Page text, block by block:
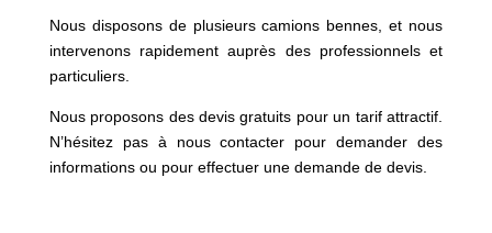
Nous disposons de plusieurs camions bennes, et nous
intervenons rapidement auprès des professionnels et
particuliers.
Nous proposons des devis gratuits pour un tarif attractif.
N’hésitez pas à nous contacter pour demander des
informations ou pour effectuer une demande de devis.